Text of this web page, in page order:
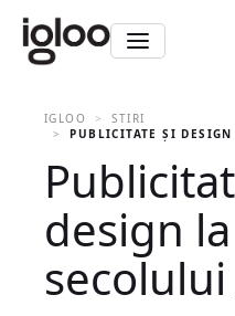
IGLOO
STIRI
PUBLICITATE ŞI
design
secolului